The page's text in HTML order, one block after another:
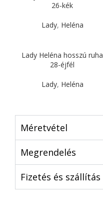
26-kék
Lady, Heléna
Lady Heléna hosszú ruha
28-éjfél
Lady, Heléna
Méretvétel
Megrendelés
Fizetés és szállítás